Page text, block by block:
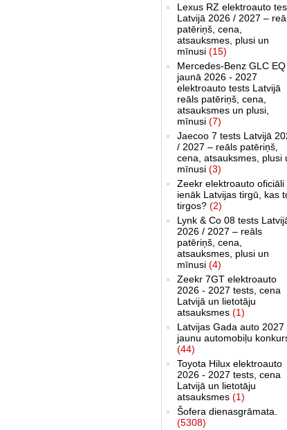
Lexus RZ elektroauto
Latvijā 2026 / 2027 –
patēriņš, cena,
atsauksmes, plusi un
mīnusi (15)
Mercedes-Benz GLC EQ
jaunā 2026 - 2027
elektroauto tests Latvijā
reāls patēriņš, cena,
atsauksmes un plusi,
mīnusi (7)
Jaecoo 7 tests Latvijā
/ 2027 – reāls patēriņš,
cena, atsauksmes, plusi
mīnusi (3)
Zeekr elektroauto oficiāli
ienāk Latvijas tirgū, kas
tirgos? (2)
Lynk & Co 08 tests
2026 / 2027 – reāls
patēriņš, cena,
atsauksmes, plusi un
mīnusi (4)
Zeekr 7GT elektroauto
2026 - 2027 tests, cena
Latvijā un lietotāju
atsauksmes (1)
Latvijas Gada auto 2027
jaunu automobiļu
(44)
Toyota Hilux elektroauto
2026 - 2027 tests, cena
Latvijā un lietotāju
atsauksmes (1)
Šofera dienasgrāmata.
(5308)